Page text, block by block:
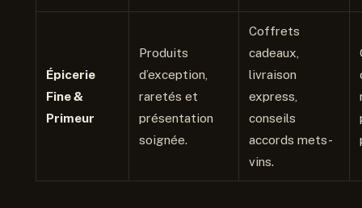
Épicerie
Fine &
Primeur
Produits
d’exception,
raretés et
présentation
soignée.
Coffrets
cadeaux,
livraison
express,
conseils
accords mets-
vins.